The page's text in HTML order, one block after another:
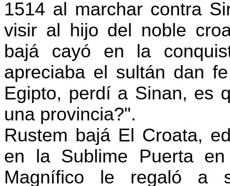
1514 al marchar contra
visir al hijo del noble
bajá cayó en la
apreciaba el sultán dan
Egipto, perdí a Sinan, es
una provincia?".
Rustem bajá El Croata,
en la Sublime Puerta
Magnífico le regaló